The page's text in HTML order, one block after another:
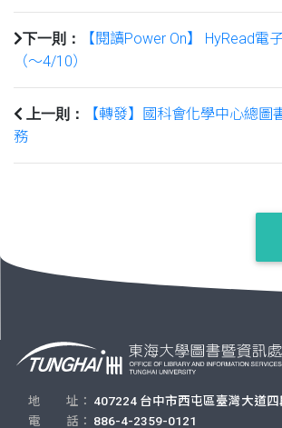
下一則：
【閱讀Power On】 HyRead電
（～4/10）
上一則：
【轉發】國科會化學中心總圖
務
地 址： 407224 台中市西屯區臺灣大道
電 話： 886-4-2359-0121